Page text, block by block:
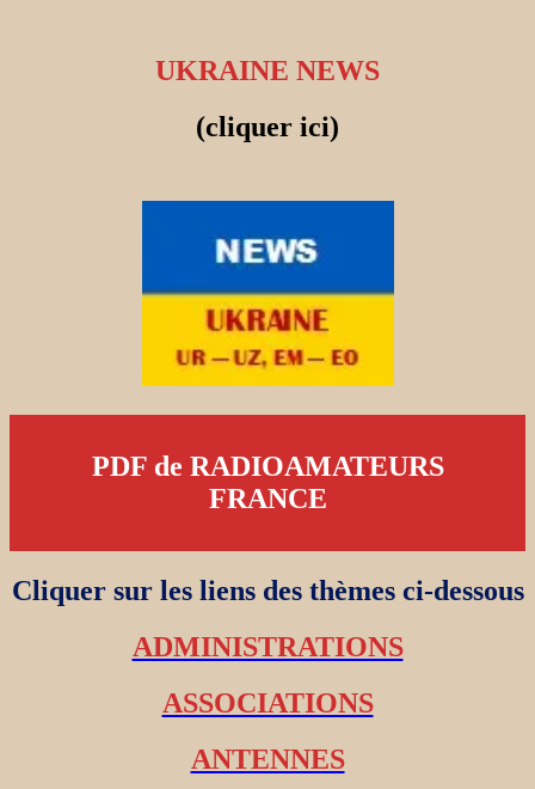
UKRAINE NEWS
(cliquer ici)
PDF de RADIOAMATEURS
FRANCE
Cliquer sur les liens des thèmes ci-dessous
ADMINISTRATIONS
ASSOCIATIONS
ANTENNES